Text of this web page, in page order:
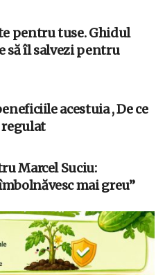
pentru tuse. Ghidul
să îl salvezi pentru
acestuia , De ce
regulat
Marcel Suciu:
mai greu”